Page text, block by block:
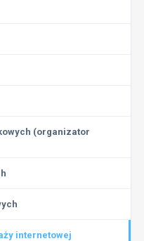
(organizator
internetowej